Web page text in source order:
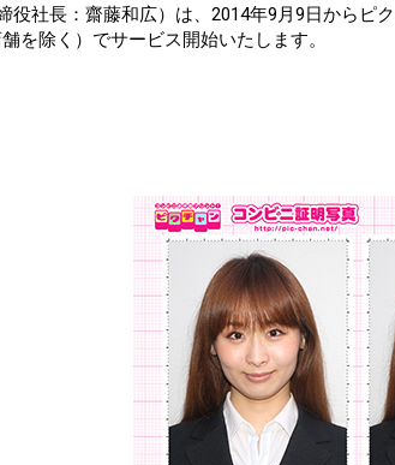
社長：齋藤和広）は、2014年9月9日からピ
を除く）でサービス開始いたします。